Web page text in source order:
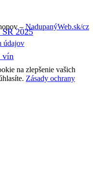
2025
vín
–NadupanýWeb.sk/cz
údajov
na zlepšenie vašich
Zásady ochrany